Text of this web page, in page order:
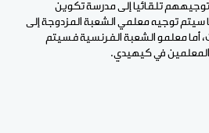
تلقائيا إلى مدرسة تكوين
توجيه معلمي الشعبة المزدوجة إلى
أما معلمو الشعبة الفرنسية فسيتم
في كيهيدي.